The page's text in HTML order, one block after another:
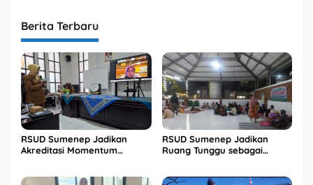
Berita Terbaru
RSUD Sumenep Jadikan
Akreditasi Momentum
RSUD Sumenep Jadikan
Ruang Tunggu sebagai